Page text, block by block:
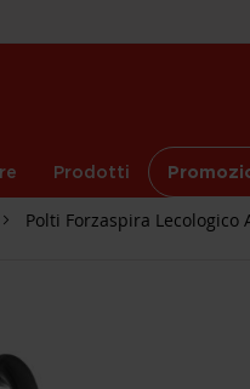
Prodotti
Polti Forzaspira